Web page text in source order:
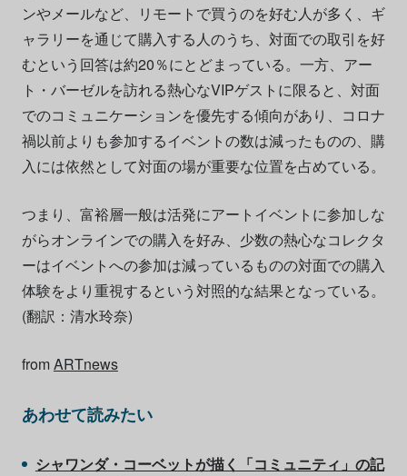
ンやメールなど、リモートで買うのを好む人が多く、ギ
ャラリーを通じて購入する人のうち、対面での取引を好
むという回答は約20％にとどまっている。一方、アー
ト・バーゼルを訪れる熱心なVIPゲストに限ると、対面
でのコミュニケーションを優先する傾向があり、コロナ
禍以前よりも参加するイベントの数は減ったものの、購
入には依然として対面の場が重要な位置を占めている。
つまり、富裕層一般は活発にアートイベントに参加しな
がらオンラインでの購入を好み、少数の熱心なコレクタ
ーはイベントへの参加は減っているものの対面での購入
体験をより重視するという対照的な結果となっている。
(翻訳：清水玲奈)
fromARTnews
あわせて読みたい
シャワンダ・コーベットが描く「コミュニティ」の記